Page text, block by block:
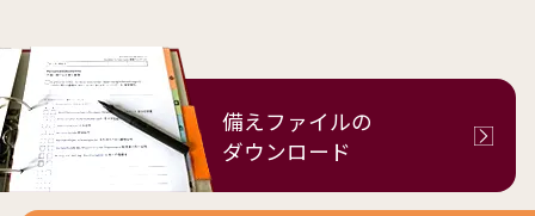
備えファイルの
ダウンロード